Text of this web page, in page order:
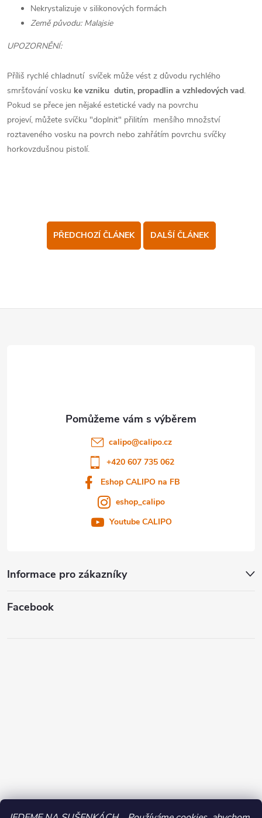
Nekrystalizuje v silikonových formách
Země původu: Malajsie
UPOZORNĚNÍ:
Příliš rychlé chladnutí svíček může vést z důvodu rychlého
smršťování vosku ke vzniku dutin, propadlin a vzhledových vad.
Pokud se přece jen nějaké estetické vady na povrchu
projeví, můžete svíčku "doplnit" přilitím menšího množství
roztaveného vosku na povrch nebo zahřátím povrchu svíčky
horkovzdušnou pistolí.
PŘEDCHOZÍ ČLÁNEK DALŠÍ ČLÁNEK
Informace pro zákazníky
calipo@calipo.cz
+420 607 735 062
Eshop CALIPO na FB
eshop_calipo
Youtube CALIPO
Facebook